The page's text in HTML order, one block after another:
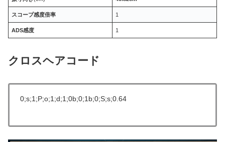
スコープ感度倍率 1
ADS感度 1
クロスヘアコード
0;s;1;P;o;1;d;1;0b;0;1b;0;S;s;0.64